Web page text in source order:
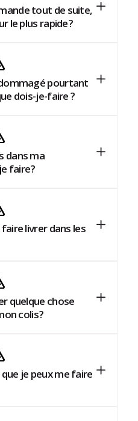
tout de suite,
le plus rapide ?
pourtant
dois-je-faire ?
dans ma
faire ?
livrer dans les
quelque chose
colis ?
je peux me faire